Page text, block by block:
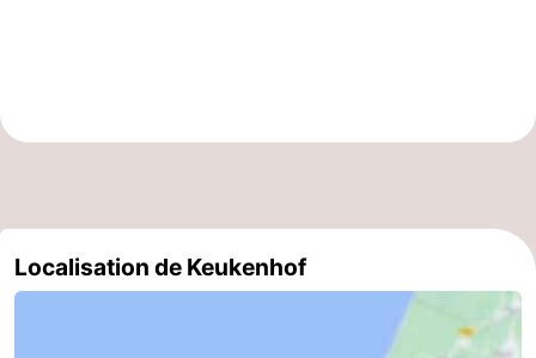
Localisation de Keukenhof